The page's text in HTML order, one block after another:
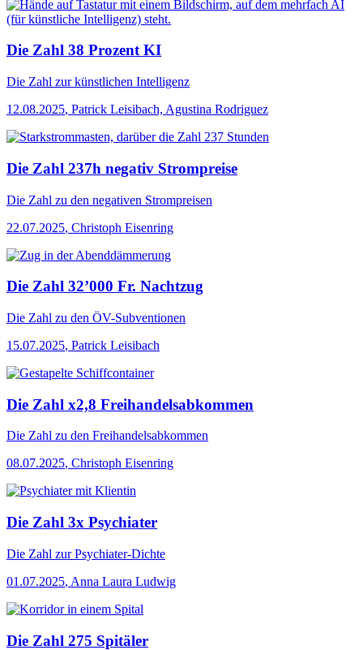
Die Zahl 38 Prozent KI
Die Zahl zur künstlichen Intelligenz
12.08.2025, Patrick Leisibach, Agustina Rodriguez
Die Zahl 237h negativ Strompreise
Die Zahl zu den negativen Strompreisen
22.07.2025, Christoph Eisenring
Die Zahl 32’000 Fr. Nachtzug
Die Zahl zu den ÖV-Subventionen
15.07.2025, Patrick Leisibach
Die Zahl x2,8 Freihandelsabkommen
Die Zahl zu den Freihandelsabkommen
08.07.2025, Christoph Eisenring
Die Zahl 3x Psychiater
Die Zahl zur Psychiater-Dichte
01.07.2025, Anna Laura Ludwig
Die Zahl 275 Spitäler